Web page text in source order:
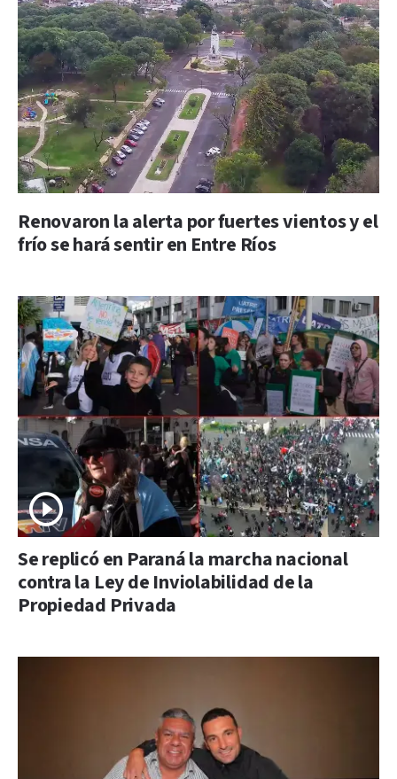
Renovaron la alerta por fuertes vientos y el
frío se hará sentir en Entre Ríos
Se replicó en Paraná la marcha nacional
contra la Ley de Inviolabilidad de la
Propiedad Privada